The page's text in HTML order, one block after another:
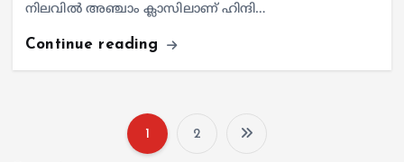
നിലവിൽ അഞ്ചാം ക്ലാസിലാണ് ഹിന്ദി…
Continue reading
1 2